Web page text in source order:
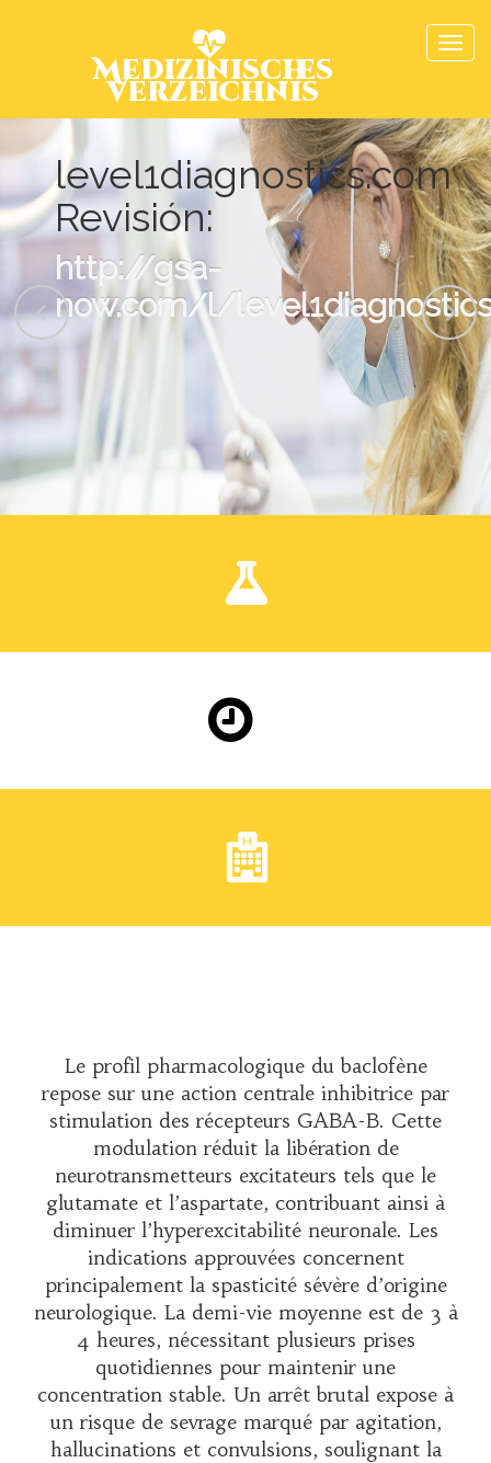
Medizinisches
Verzeichnis
level1diagnostics.com
Revisión:
http://gsa-
now.com/l/
Le profil pharmacologique du baclofène
repose sur une action centrale inhibitrice par
stimulation des récepteurs GABA-B. Cette
modulation réduit la libération de
neurotransmetteurs excitateurs tels que le
glutamate et l’aspartate, contribuant ainsi à
diminuer l’hyperexcitabilité neuronale. Les
indications approuvées concernent
principalement la spasticité sévère d’origine
neurologique. La demi-vie moyenne est de 3 à
4 heures, nécessitant plusieurs prises
quotidiennes pour maintenir une
concentration stable. Un arrêt brutal expose à
un risque de sevrage marqué par agitation,
hallucinations et convulsions, soulignant la